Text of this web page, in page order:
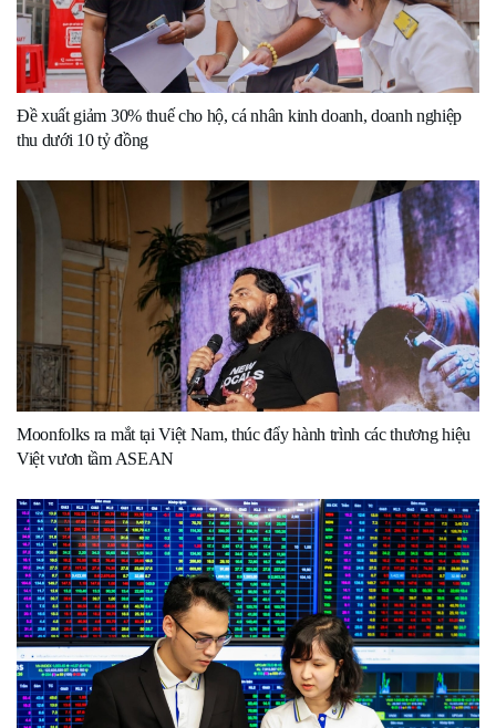
Đề xuất giảm 30% thuế cho hộ, cá nhân kinh doanh, doanh nghiệp
thu dưới 10 tỷ đồng
Moonfolks ra mắt tại Việt Nam, thúc đẩy hành trình các thương hiệu
Việt vươn tầm ASEAN